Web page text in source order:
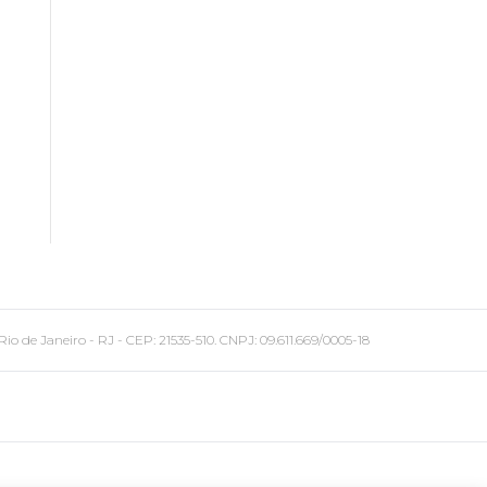
Janeiro - RJ - CEP: 21535-510. CNPJ: 09.611.669/0005-18